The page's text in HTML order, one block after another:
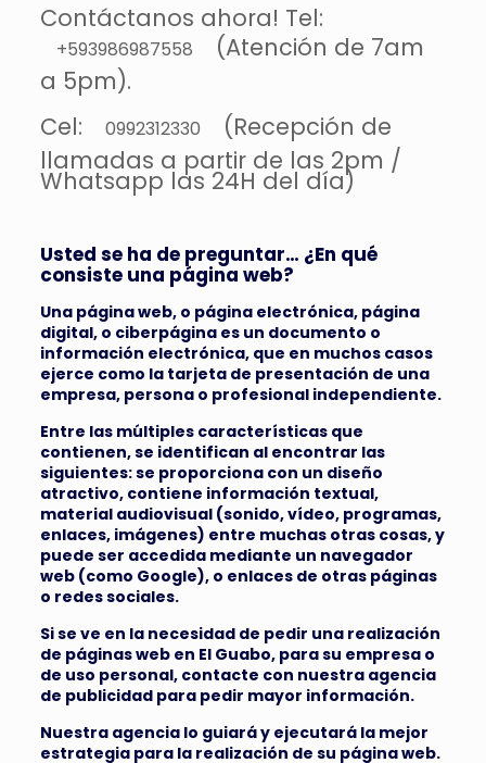
Contáctanos ahora! Tel:
+593986987558
(Atención de 7am
a 5pm).
Cel:
0992312330
(Recepción de
llamadas a partir de las 2pm /
Whatsapp las 24H del día)
Usted se ha de preguntar… ¿En qué
consiste una página web?
Una página web, o página electrónica, página
digital, o ciberpágina​ es un documento o
información electrónica, que en muchos casos
ejerce como la tarjeta de presentación de una
empresa, persona o profesional independiente.
Entre las múltiples características que
contienen, se identifican al encontrar las
siguientes: se proporciona con un diseño
atractivo, contiene información textual,
material audiovisual (sonido,vídeo, programas,
enlaces, imágenes) entre muchas otras cosas, y
puede ser accedida mediante un navegador
web (como Google), o enlaces de otras páginas
o redes sociales.
Si se ve en la necesidad de pedir una realización
de páginas web en El Guabo, para su empresa o
de uso personal, contacte con nuestra agencia
de publicidad para pedir mayor información.
Nuestra agencia lo guiará y ejecutará la mejor
estrategia para la realización de su página web.